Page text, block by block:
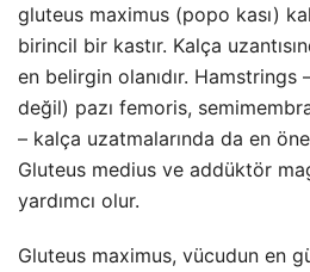
gluteus maximus (popo kası)
birincil bir kastır. Kalça
en belirgin olanıdır. Hamstrings
değil) pazı femoris,
– kalça uzatmalarında da en
Gluteus medius ve addüktör
yardımcı olur.
Gluteus maximus, vücudun en